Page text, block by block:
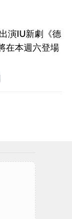
演IU新劇《德
在本週六登場